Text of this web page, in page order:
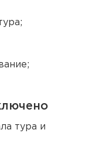
тура и